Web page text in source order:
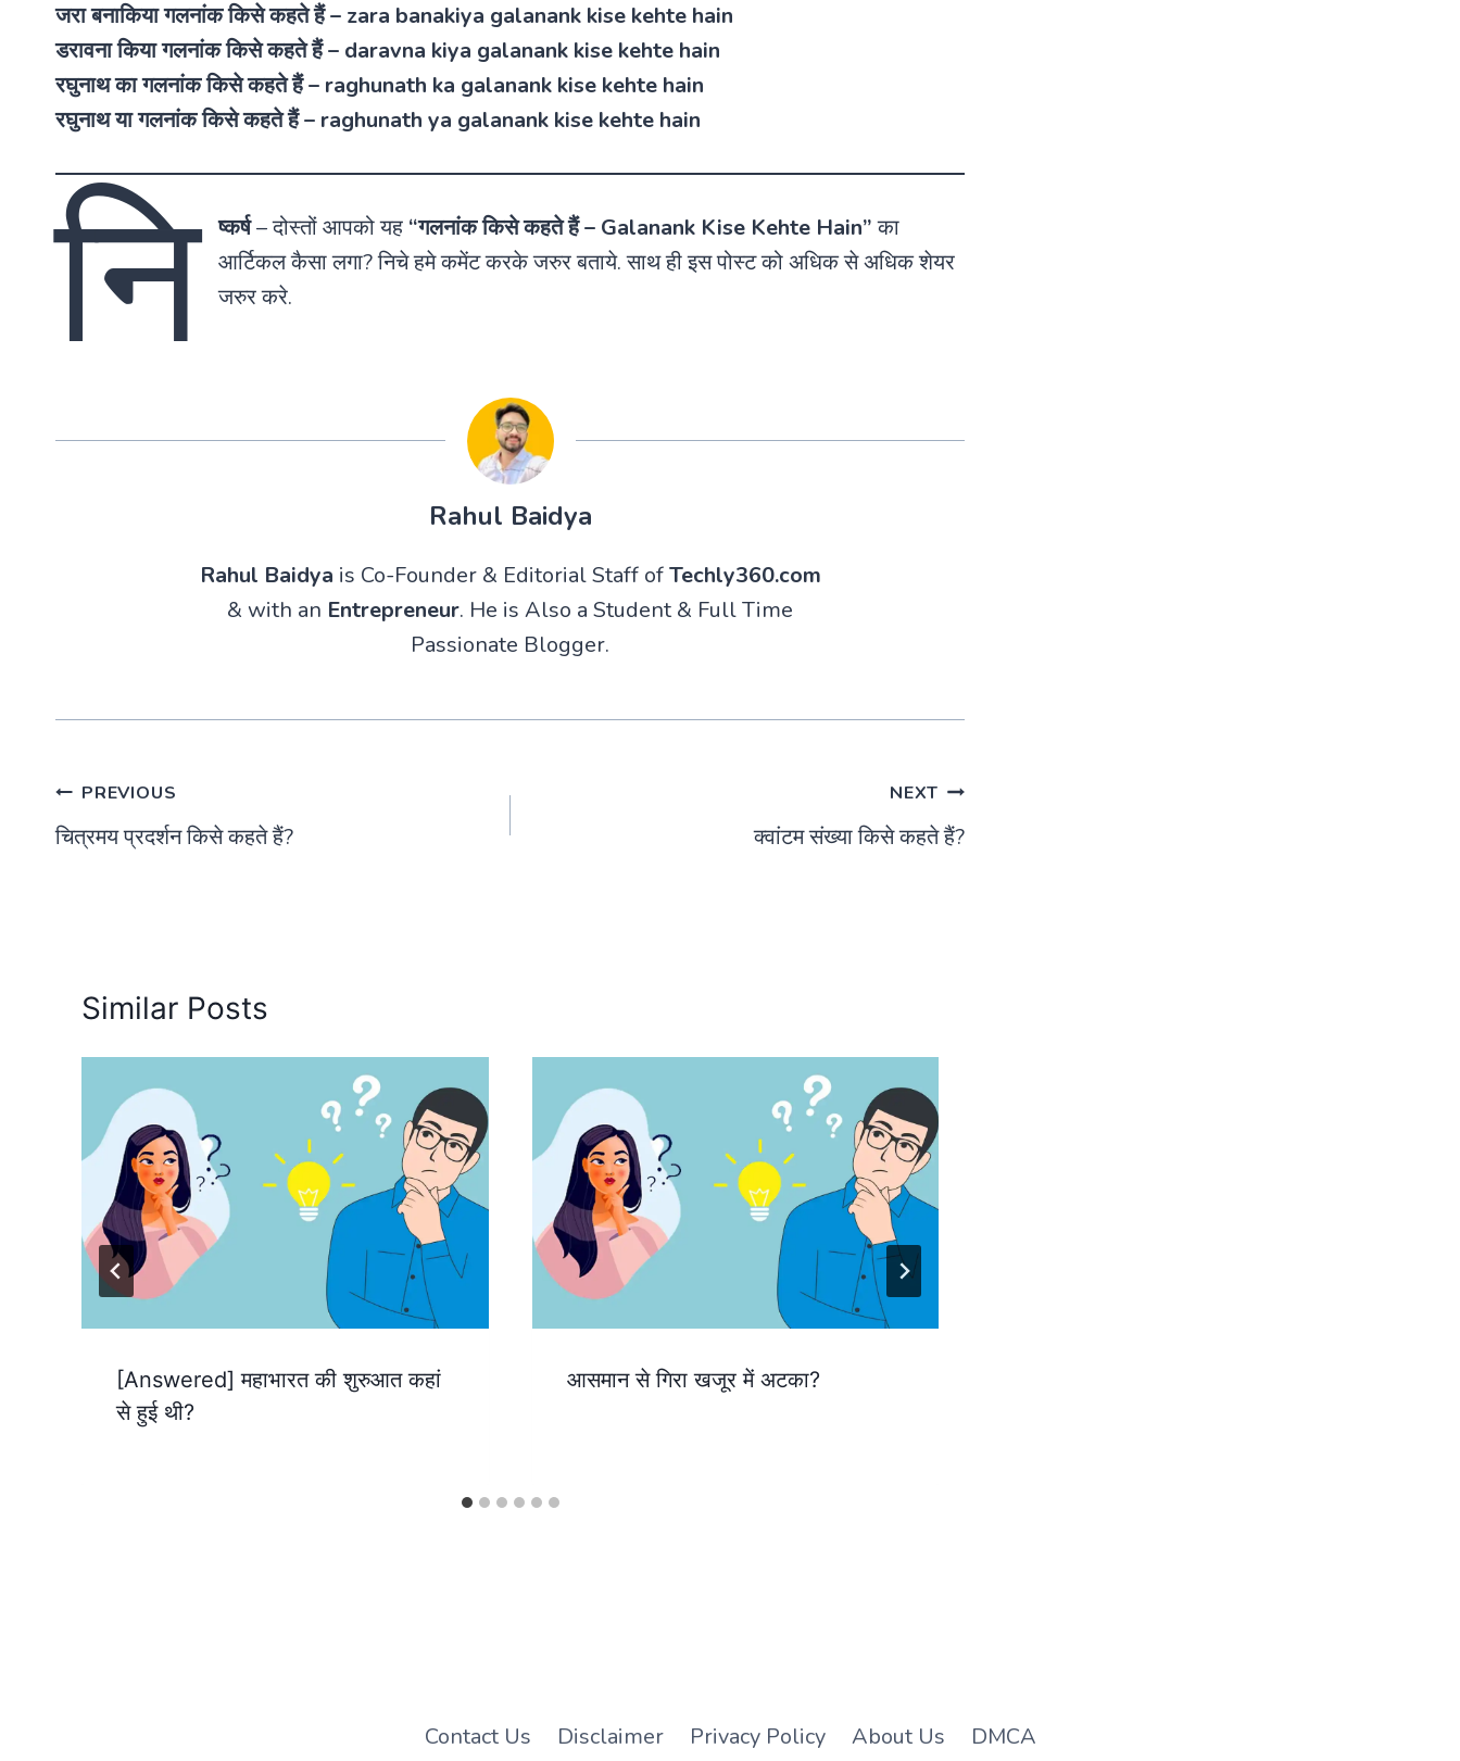
जरा बनाकिया गलनांक किसे कहते हैं – zara banakiya galanank kise kehte hain
डरावना किया गलनांक किसे कहते हैं – daravna kiya galanank kise kehte hain
रघुनाथ का गलनांक किसे कहते हैं – raghunath ka galanank kise kehte hain
रघुनाथ या गलनांक किसे कहते हैं – raghunath ya galanank kise kehte hain
नि ष्कर्ष–दोस्तों आपको यह“गलनांक किसे कहते हैं – Galanank Kise Kehte Hain”का
आर्टिकल कैसा लगा? निचे हमे कमेंट करके जरुर बताये. साथ ही इस पोस्ट को अधिक से अधिक शेयर
जरुर करे.
Rahul Baidya
Rahul Baidya is Co-Founder & Editorial Staff ofTechly360.com
& with an Entrepreneur. He is Also a Student & Full Time
Passionate Blogger.
Post
navigation
PREVIOUS
चित्रमय प्रदर्शन किसे कहते हैं?
NEXT
क्वांटम संख्या किसे कहते हैं?
Similar Posts
[Answered] महाभारत की शुरुआत कहां
से हुई थी?
आसमान से गिरा खजूर में अटका?
Contact Us Disclaimer Privacy Policy About Us DMCA